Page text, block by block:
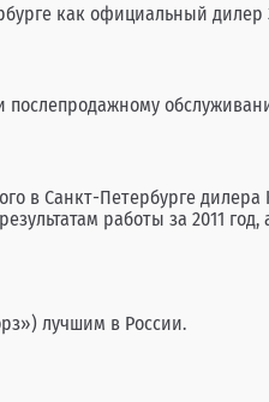
как официальный дилер
в Санкт-Петербурге
работы за 2011
лучшим в России.